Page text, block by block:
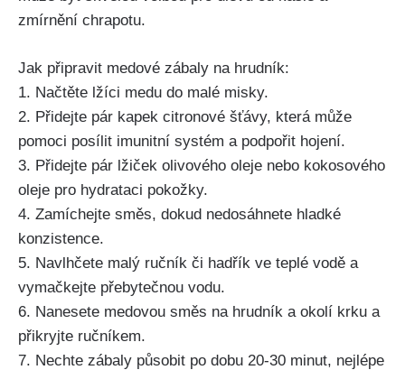
zmírnění chrapotu.
Jak‌ připravit medové zábaly na hrudník:
1. Načtěte ‍lžíci medu‌ do ⁤malé misky.
2. Přidejte pár kapek citronové šťávy, která může
pomoci posílit⁣ imunitní systém a podpořit hojení.
3. ⁢Přidejte pár lžiček olivového oleje nebo kokosového
oleje ⁢pro hydrataci pokožky.
4. Zamíchejte směs, dokud nedosáhnete hladké
konzistence.
5. Navlhčete malý ručník či hadřík ve‌ teplé vodě‍ a
vymačkejte přebytečnou vodu.
6. Nanesete medovou směs na⁢ hrudník ​a okolí krku a
přikryjte ručníkem.
7. Nechte zábaly působit po dobu⁢ 20-30 minut, nejlépe⁢